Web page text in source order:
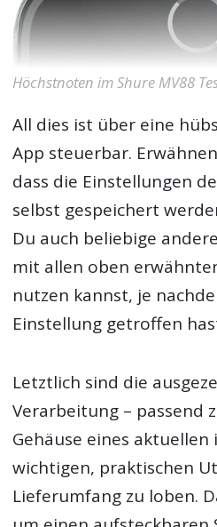
Höchstnoten im Shure MV88
All dies ist über eine
App steuerbar.
dass die Einstellungen
selbst gespeichert
Du auch beliebige
mit allen oben
nutzen kannst, je
Einstellung getroffen
Letztlich sind die
Verarbeitung – passend
Gehäuse eines aktuellen
wichtigen, praktischen
Lieferumfang zu loben.